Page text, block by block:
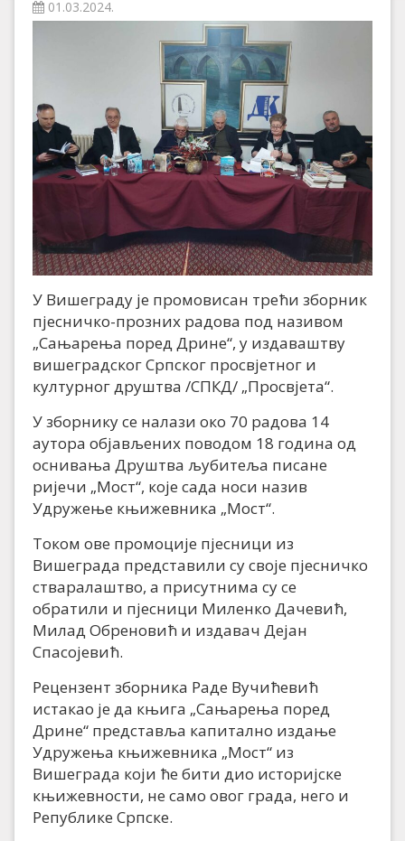
01.03.2024.
У Вишеграду је промовисан трећи зборник
пјесничко-прозних радова под називом
„Сањарења поред Дрине“, у издаваштву
вишеградског Српског просвјетног и
културног друштва /СПКД/ „Просвјета“.
У зборнику се налази око 70 радова 14
аутора објављених поводом 18 година од
оснивања Друштва љубитеља писане
ријечи „Мост“, које сада носи назив
Удружење књижевника „Мост“.
Током ове промоције пјесници из
Вишеграда представили су своје пјесничко
стваралаштво, а присутнима су се
обратили и пјесници Миленко Дачевић,
Милад Обреновић и издавач Дејан
Спасојевић.
Рецензент зборника Раде Вучићевић
истакао је да књига „Сањарења поред
Дрине“ представља капитално издање
Удружења књижевника „Мост“ из
Вишеграда који ће бити дио историјске
књижевности, не само овог града, него и
Републике Српске.